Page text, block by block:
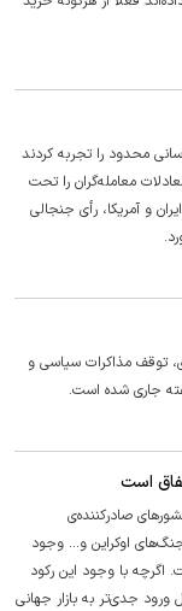
محدود را تجربه کردند
معامله‌گران را تحت
و آمریکا، رأی جنجالی
توقف مذاکرات سیاسی و
جاری شده است.
است
صادرکننده‌ی
اوکراین و... وجود
اگرچه با وجود این رکود
ورود جدی‌تر به بازار جهانی